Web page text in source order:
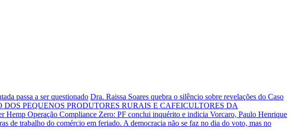
passa a ser questionado Dra. Raissa Soares quebra o silêncio sobre revelações do Caso
DOS PEQUENOS PRODUTORES RURAIS E CAFEICULTORES DA
Hemp Operação Compliance Zero: PF conclui inquérito e indicia Vorcaro, Paulo Henrique
de trabalho do comércio em feriado. A democracia não se faz no dia do voto, mas no